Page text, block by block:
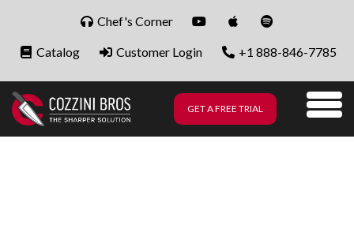
Chef's Corner
Catalog Customer Login +1 888-846-7785
GET A FREE TRIAL